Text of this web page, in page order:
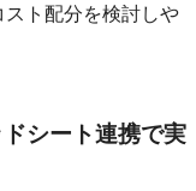
ト配分を検討しや
シート連携で実